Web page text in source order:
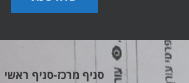
סניף מרכז-סניף ראשי